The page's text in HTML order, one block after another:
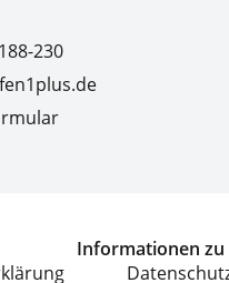
230
Informationen